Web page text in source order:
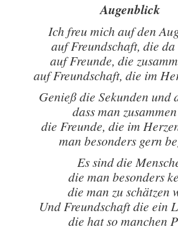
Augenblick
Ich freu mich auf den
auf Freundschaft, die
auf Freunde, die
auf Freundschaft, die im
Genieß die Sekunden und
dass man
die Freunde, die im
man besonders gern
Es sind die
die man besonders
die man zu schätzen
Und Freundschaft die ein
die hat so manchen